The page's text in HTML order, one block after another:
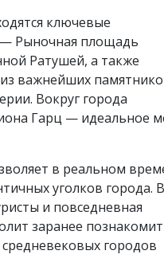
ключевые
— Рыночная площадь
Ратушей, а также
важнейших
Вокруг города
Гарц — идеальное
в реальном
уголков города.
и повседневная
заранее
городов